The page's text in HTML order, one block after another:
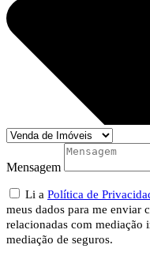
Mensagem
Li a Política de
meus dados para me enviar
relacionadas com mediação
mediação de seguros.